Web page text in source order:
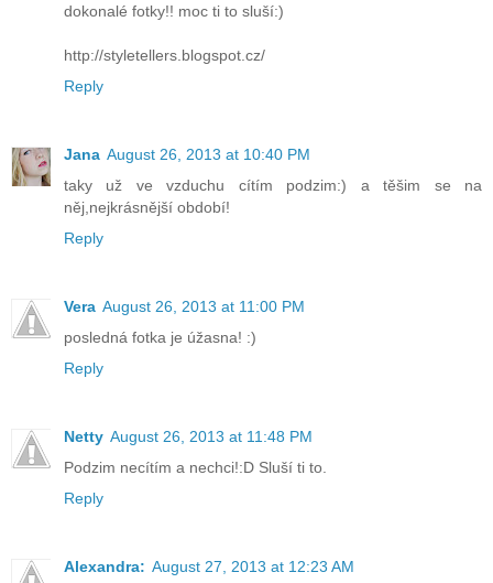
dokonalé fotky!! moc ti to sluší:)
http://styletellers.blogspot.cz/
Reply
Jana August 26, 2013 at 10:40 PM
taky už ve vzduchu cítím podzim:) a těšim se na
něj,nejkrásnější období!
Reply
Vera August 26, 2013 at 11:00 PM
posledná fotka je úžasna! :)
Reply
Netty August 26, 2013 at 11:48 PM
Podzim necítím a nechci!:D Sluší ti to.
Reply
Alexandra: August 27, 2013 at 12:23 AM